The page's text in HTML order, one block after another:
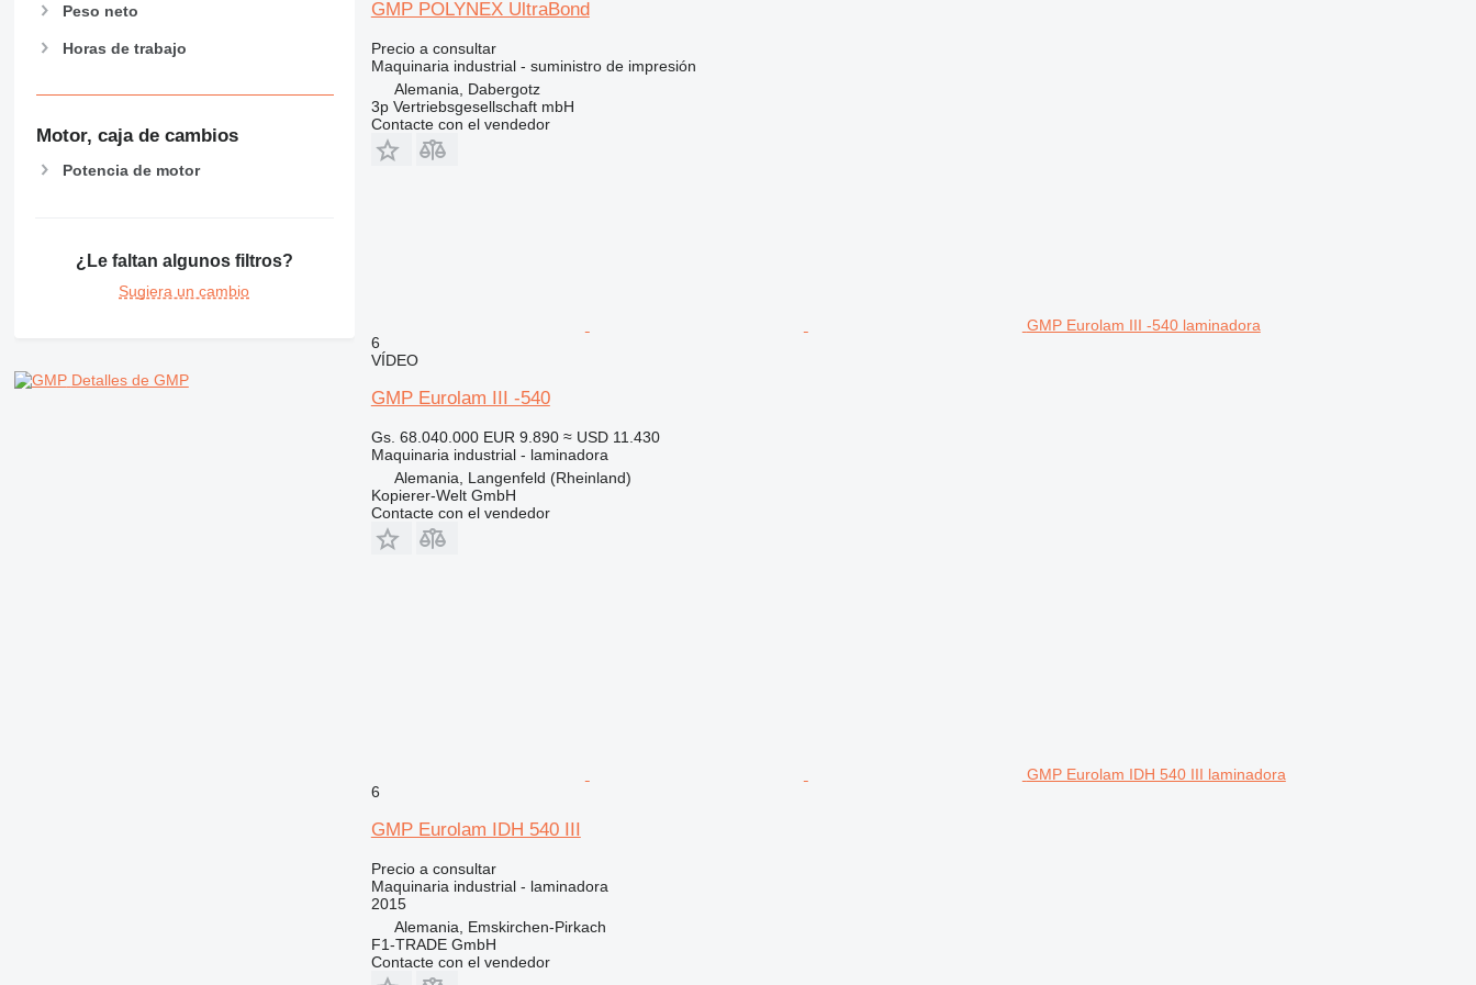
Peso neto
Horas de trabajo
Motor, caja de cambios
Potencia de motor
¿Le faltan algunos filtros?
Sugiera un cambio
Detalles de GMP
GMP POLYNEX UltraBond
Precio a consultar
Maquinaria industrial - suministro de impresión
Alemania, Dabergotz
3p Vertriebsgesellschaft mbH
Contacte con el vendedor
GMP Eurolam III -540 laminadora
6
VÍDEO
GMP Eurolam III -540
Gs. 68.040.000 EUR 9.890 ≈ USD 11.430
Maquinaria industrial - laminadora
Alemania, Langenfeld (Rheinland)
Kopierer-Welt GmbH
Contacte con el vendedor
GMP Eurolam IDH 540 III laminadora
6
GMP Eurolam IDH 540 III
Precio a consultar
Maquinaria industrial - laminadora
2015
Alemania, Emskirchen-Pirkach
F1-TRADE GmbH
Contacte con el vendedor